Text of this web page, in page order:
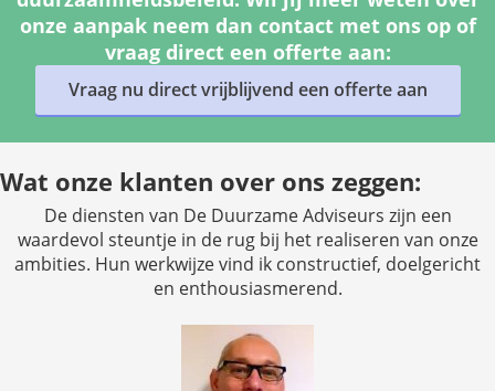
onze aanpak neem dan contact met ons op of
vraag direct een offerte aan:
Vraag nu direct vrijblijvend een offerte aan
Wat onze klanten over ons zeggen:
De diensten van De Duurzame Adviseurs zijn een
waardevol steuntje in de rug bij het realiseren van onze
ambities. Hun werkwijze vind ik constructief, doelgericht
en enthousiasmerend.